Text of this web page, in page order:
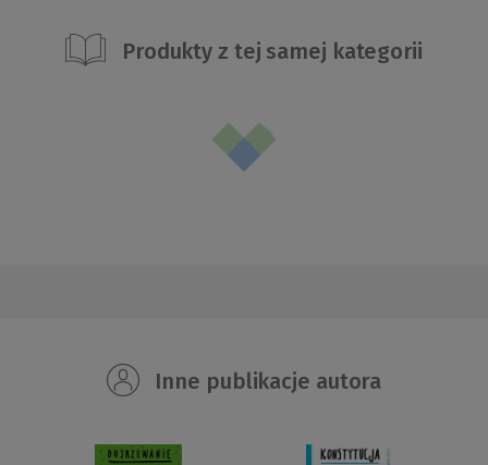
Produkty z tej samej kategorii
Inne publikacje autora